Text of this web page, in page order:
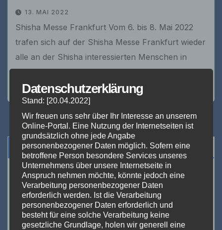
13. MAI 2022
Shisha Messe Frankfurt Vom 6. bis 8. Mai 2022
trafen sich auf der Shisha Messe Frankfurt wieder
alle an der Shisha interessierten Menschen in
Halle 3 auf dem Frankfurter Messegelände.…
Veranstaltungen
<< Aug. 2026
M D M D F S
27
28 29 30 31 1
3
4 5 6 7 8
Datenschutzerklärung
Stand: [20.04.2022]
Wir freuen uns sehr über Ihr Interesse an unserem
Online-Portal. Eine Nutzung der Internetseiten ist
grundsätzlich ohne jede Angabe
personenbezogener Daten möglich. Sofern eine
betroffene Person besondere Services unseres
Unternehmens über unsere Internetseite in
Anspruch nehmen möchte, könnte jedoch eine
Verarbeitung personenbezogener Daten
erforderlich werden. Ist die Verarbeitung
personenbezogener Daten erforderlich und
besteht für eine solche Verarbeitung keine
gesetzliche Grundlage, holen wir generell eine